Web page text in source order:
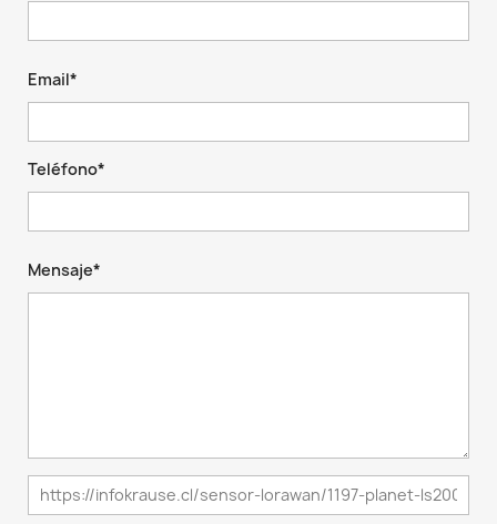
Email*
Teléfono*
Mensaje*